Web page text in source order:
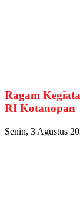
Ragam
RI Kotanopan
Senin, 3 Agustus